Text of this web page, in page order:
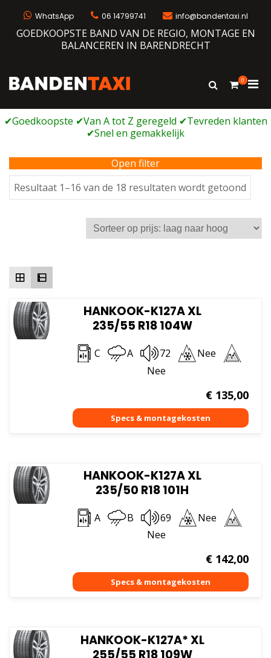
WhatsApp 06 14799741 info@bandentaxi.nl
GOEDKOOPSTE BAND VAN DE REGIO, MONTAGE EN
BALANCEREN IN BARENDRECHT
Bandengarage met eigen webshop
Toon
0
voor
Open filter
Resultaat 1–16 van de 18 resultaten wordt getoond
op
prijs:
laag
HANKOOK-K127A XL
235/55 R18 104W
C A 72
Nee
Nee
€135,00
HANKOOK-K127A XL
235/50 R18 101H
A B 69
Nee
Nee
€142,00
HANKOOK-K127A* XL
255/55 R18 109W